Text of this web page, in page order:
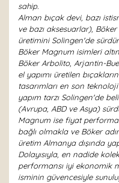
sahip.
Alman bıçak devi, bazı
ve bazı aksesuarlar),
üretimini Solingen'de
Böker Magnum isimleri
Böker Arbolito, Arjantin-
el yapımı üretilen
tasarımları en son
yapım tarzı Solingen'de
(Avrupa, ABD ve Asya)
Magnum ise fiyat
bağlı olmakla ve Böker
üretim Almanya dışında
Dolayısıyla, en nadide
performansı iyi ekonomik
isminin güvencesiyle